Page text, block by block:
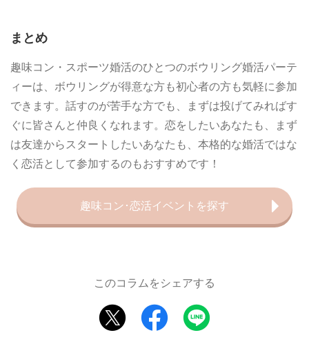
まとめ
趣味コン・スポーツ婚活のひとつのボウリング婚活パーテ
ィーは、ボウリングが得意な方も初心者の方も気軽に参加
できます。話すのが苦手な方でも、まずは投げてみればす
ぐに皆さんと仲良くなれます。恋をしたいあなたも、まず
は友達からスタートしたいあなたも、本格的な婚活ではな
く恋活として参加するのもおすすめです！
趣味コン･恋活イベントを探す
このコラムをシェアする